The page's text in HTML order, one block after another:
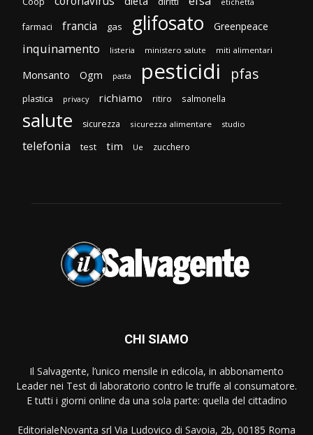
farmaci francia gas glifosato Greenpeace
inquinamento listeria ministero salute miti alimentari
Monsanto Ogm pasta pesticidi pfas
plastica privacy richiamo ritiro salmonella
salute sicurezza sicurezza alimentare studio
telefonia test tim Ue zucchero
CHI SIAMO
Il Salvagente, l’unico mensile in edicola, in abbonamento
Leader nei Test di laboratorio contro le truffe al consumatore.
E tutti i giorni online da una sola parte: quella del cittadino
EditorialeNovanta srl Via Ludovico di Savoia, 2b, 00185 Roma